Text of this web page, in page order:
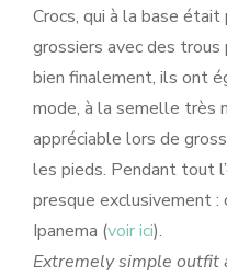
Crocs, qui à la base
grossiers avec des
bien finalement, ils ont
mode, à la semelle très
appréciable lors de
les pieds. Pendant tout
presque exclusivement
Ipanema (voir ici).
Extremely simple outfit